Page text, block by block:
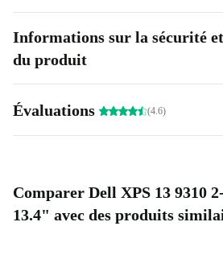
Informations sur la sécurité
du produit
Évaluations (4.6)
Comparer Dell XPS 13 9310
13.4" avec des produits